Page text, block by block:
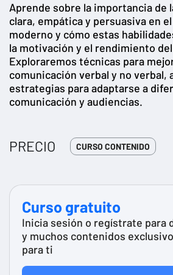
Aprende sobre la importancia de
clara, empática y persuasiva en
moderno y cómo estas
la motivación y el rendimiento
Exploraremos técnicas para
comunicación verbal y no verbal,
estrategias para adaptarse a
comunicación y audiencias.
PRECIO CURSO CONTENIDO
Curso gratuito
Inicia sesión o regístrate para
y muchos contenidos
para ti